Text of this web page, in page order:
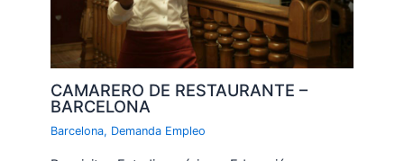
CAMARERO DE RESTAURANTE –
BARCELONA
Barcelona, Demanda Empleo